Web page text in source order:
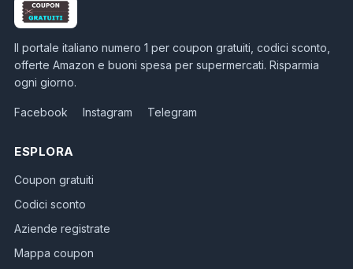
Il portale italiano numero 1 per coupon gratuiti, codici sconto,
offerte Amazon e buoni spesa per supermercati. Risparmia
ogni giorno.
Facebook Instagram Telegram
ESPLORA
Coupon gratuiti
Codici sconto
Aziende registrate
Mappa coupon